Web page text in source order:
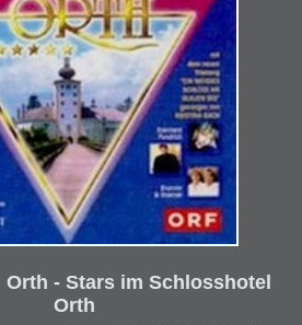
- Stars im Schlosshotel
Orth